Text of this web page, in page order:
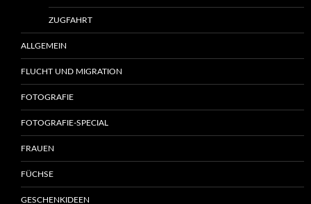
ZUGFAHRT
ALLGEMEIN
FLUCHT UND MIGRATION
FOTOGRAFIE
FOTOGRAFIE-SPECIAL
FRAUEN
FÜCHSE
GESCHENKIDEEN